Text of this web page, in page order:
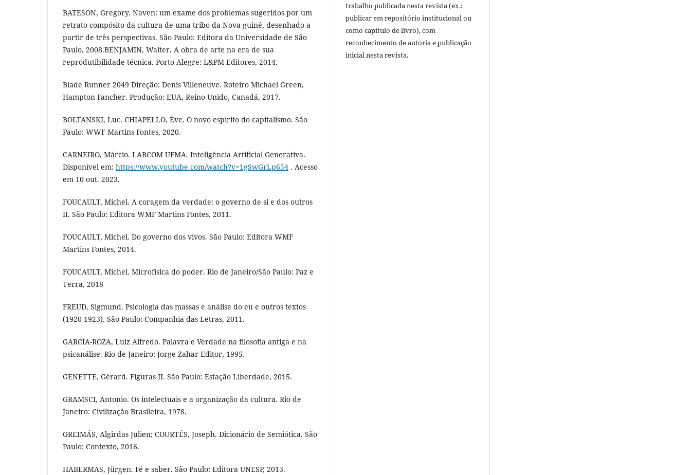
BATESON, Gregory. Naven: um exame dos problemas sugeridos por um
retrato compósito da cultura de uma tribo da Nova guiné, desenhado a
partir de três perspectivas. São Paulo: Editora da Universidade de São
Paulo, 2008.BENJAMIN, Walter. A obra de arte na era de sua
reprodutibilidade técnica. Porto Alegre: L&PM Editores, 2014.
Blade Runner 2049 Direção: Denis Villeneuve. Roteiro Michael Green,
Hampton Fancher. Produção: EUA, Reino Unido, Canadá, 2017.
BOLTANSKI, Luc. CHIAPELLO, Ève. O novo espírito do capitalismo. São
Paulo: WWF Martins Fontes, 2020.
CARNEIRO, Márcio. LABCOM UFMA. Inteligência Artificial Generativa.
Disponível em: https://www.youtube.com/watch?v=1gSwGrLp654 . Acesso
em 10 out. 2023.
FOUCAULT, Michel. A coragem da verdade: o governo de si e dos outros
II. São Paulo: Editora WMF Martins Fontes, 2011.
FOUCAULT, Michel. Do governo dos vivos. São Paulo: Editora WMF
Martins Fontes, 2014.
FOUCAULT, Michel. Microfísica do poder. Rio de Janeiro/São Paulo: Paz e
Terra, 2018
FREUD, Sigmund. Psicologia das massas e análise do eu e outros textos
(1920-1923). São Paulo: Companhia das Letras, 2011.
GARCIA-ROZA, Luiz Alfredo. Palavra e Verdade na filosofia antiga e na
psicanálise. Rio de Janeiro: Jorge Zahar Editor, 1995.
GENETTE, Gérard. Figuras II. São Paulo: Estação Liberdade, 2015.
GRAMSCI, Antonio. Os intelectuais e a organização da cultura. Rio de
Janeiro: Civilização Brasileira, 1978.
GREIMÁS, Algirdas Julien; COURTÉS, Joseph. Dicionário de Semiótica. São
Paulo: Contexto, 2016.
HABERMAS, Jürgen. Fé e saber. São Paulo: Editora UNESP, 2013.
trabalho publicada nesta revista (ex.:
publicar em repositório institucional ou
como capítulo de livro), com
reconhecimento de autoria e publicação
inicial nesta revista.